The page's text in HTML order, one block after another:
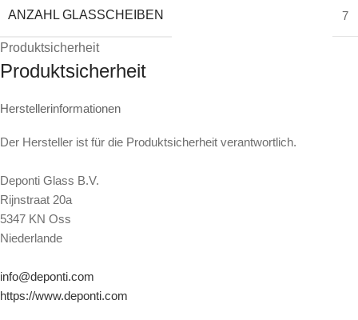
ANZAHL GLASSCHEIBEN 7
Produktsicherheit
Produktsicherheit
Herstellerinformationen
Der Hersteller ist für die Produktsicherheit verantwortlich.
Deponti Glass B.V.
Rijnstraat 20a
5347 KN Oss
Niederlande
info@deponti.com
https://www.deponti.com